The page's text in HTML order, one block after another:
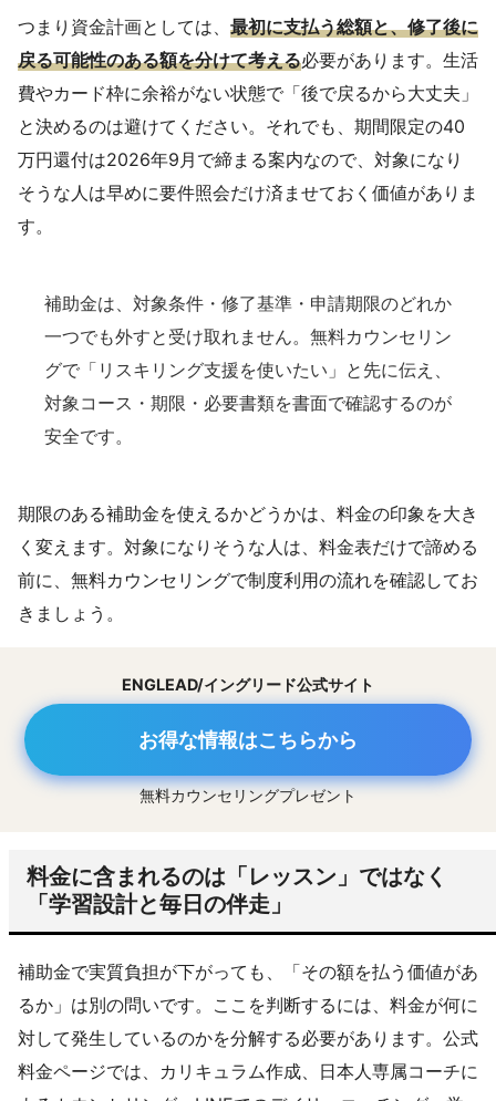
つまり資金計画としては、 最初に支払う総額と、修了後に
戻る可能性のある額を分けて考える必要があります。生活
費やカード枠に余裕がない状態で「後で戻るから大丈夫」
と決めるのは避けてください。それでも、期間限定の40
万円還付は2026年9月で締まる案内なので、対象になり
そうな人は早めに要件照会だけ済ませておく価値がありま
す。
補助金は、対象条件・修了基準・申請期限のどれか
一つでも外すと受け取れません。無料カウンセリン
グで「リスキリング支援を使いたい」と先に伝え、
対象コース・期限・必要書類を書面で確認するのが
安全です。
期限のある補助金を使えるかどうかは、料金の印象を大き
く変えます。対象になりそうな人は、料金表だけで諦める
前に、無料カウンセリングで制度利用の流れを確認してお
きましょう。
ENGLEAD/イングリード公式サイト
お得な情報はこちらから
無料カウンセリングプレゼント
料金に含まれるのは「レッスン」ではなく
「学習設計と毎日の伴走」
補助金で実質負担が下がっても、「その額を払う価値があ
るか」は別の問いです。ここを判断するには、料金が何に
対して発生しているのかを分解する必要があります。公式
料金ページでは、カリキュラム作成、日本人専属コーチに